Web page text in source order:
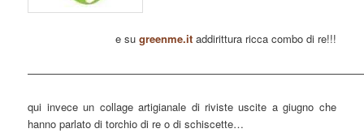
e su greenme.itaddirittura ricca combo di re!!!
qui invece un collage artigianale di riviste uscite a giugno che
hanno parlato di torchio di re o di schiscette…